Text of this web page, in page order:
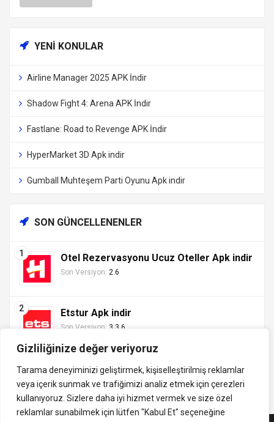
Gizliliğinize değer veriyoruz
Tarama deneyiminizi geliştirmek, kişiselleştirilmiş reklamlar
veya içerik sunmak ve trafiğimizi analiz etmek için çerezleri
kullanıyoruz. Sizlere daha iyi hizmet vermek ve size özel
reklamlar sunabilmek için lütfen "Kabul Et" seçeneğine
YENI KONULAR
Airline Manager 2025 APK İndir
Shadow Fight 4: Arena APK İndir
Fastlane: Road to Revenge APK İndir
HyperMarket 3D Apk indir
Gumball Muhteşem Parti Oyunu Apk indir
SON GÜNCELLENENLER
Otel Rezervasyonu Ucuz Oteller Apk indir
Son Versiyon: 2.6
Etstur Apk indir
Son Versiyon: 3.3.6
indirVip.com, en güvenilir ve hızlı APK indirme platformudur! En
popüler Android oyunları, uygulamaları, müzik, video ve eğitim